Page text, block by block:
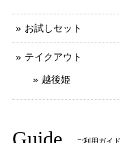
お試しセット
テイクアウト
越後姫
ご利用ガイド